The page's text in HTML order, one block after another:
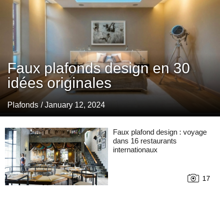
Faux plafonds design en 30
idées originales
Plafonds / January 12, 2024
Faux plafond design : voyage
dans 16 restaurants
internationaux
17